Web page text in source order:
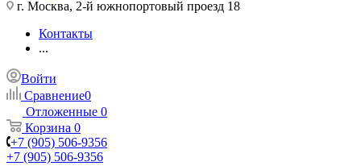
г. Москва, 2-й южнопортовый проезд 18
Контакты
...
Войти
Сравнение0
Отложенные 0
Корзина 0
+7 (905) 506-9356
+7 (905) 506-9356